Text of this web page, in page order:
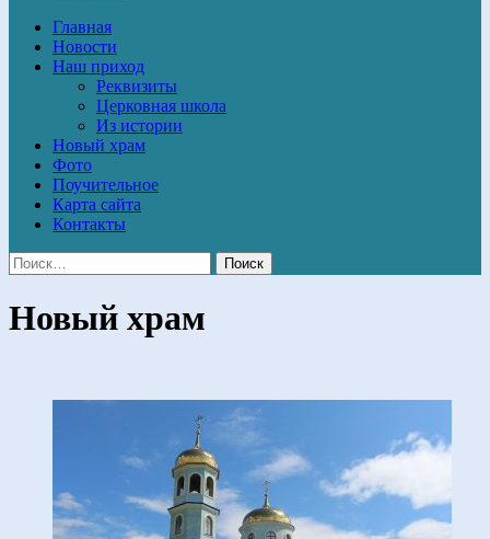
Главная
Новости
Наш приход
Реквизиты
Церковная школа
Из истории
Новый храм
Фото
Поучительное
Карта сайта
Контакты
Новый храм